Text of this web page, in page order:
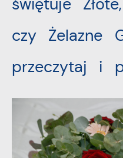
czy Żelazne
przeczytaj i
wiadomości, ofert,